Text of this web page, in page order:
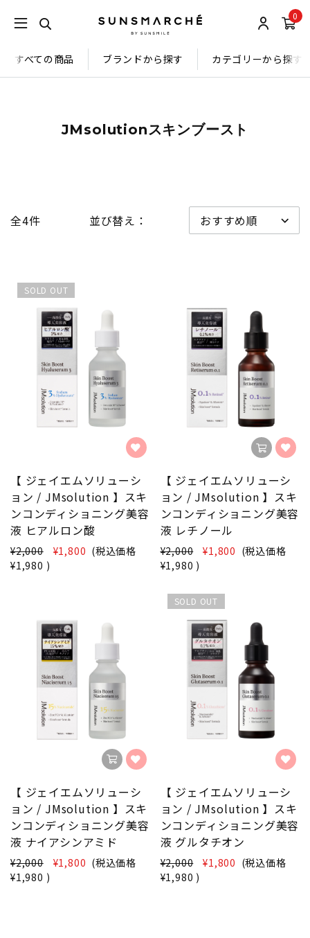
0
すべての商品 ブランドから探す カテゴリーから探す
JMsolutionスキンブースト
全4件 並び替え：
SOLD OUT
【 ジェイエムソリューシ
ョン / JMsolution 】スキ
ンコンディショニング美容
液 ヒアルロン酸
¥2,000 ¥1,800 (税込価格
¥1,980 )
【 ジェイエムソリューシ
ョン / JMsolution 】スキ
ンコンディショニング美容
液 レチノール
¥2,000 ¥1,800 (税込価格
¥1,980 )
【 ジェイエムソリューシ
ョン / JMsolution 】スキ
ンコンディショニング美容
液 ナイアシンアミド
¥2,000 ¥1,800 (税込価格
¥1,980 )
SOLD OUT
【 ジェイエムソリューシ
ョン / JMsolution 】スキ
ンコンディショニング美容
液 グルタチオン
¥2,000 ¥1,800 (税込価格
¥1,980 )